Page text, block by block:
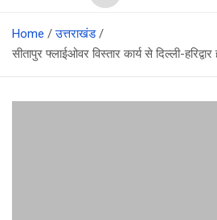
Home
उत्तराखंड
सीतापुर फ्लाईओवर विस्तार कार्य से दिल्ली-